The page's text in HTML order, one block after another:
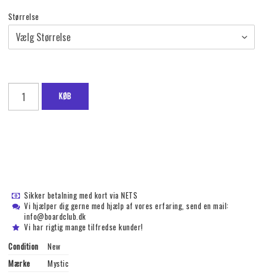
Størrelse
KØB
Sikker betalning med kort via NETS
Vi hjælper dig gerne med hjælp af vores erfaring, send en mail:
info@boardclub.dk
Vi har rigtig mange tilfredse kunder!
Condition
New
Mærke
Mystic